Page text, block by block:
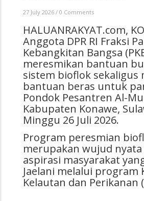
27 July 2026 / 0 Comments
HALUANRAKYAT.com,
Anggota DPR RI Fraksi
Kebangkitan Bangsa
meresmikan bantuan
sistem bioflok sekaligus
bantuan beras untuk
Pondok Pesantren Al-
Kabupaten Konawe,
Minggu 26 Juli 2026.
Program peresmian
merupakan wujud
aspirasi masyarakat
Jaelani melalui program
Kelautan dan Perikanan